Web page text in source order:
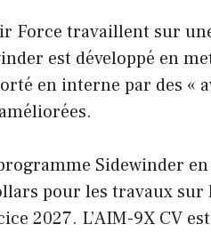
Force travaillent sur
est développé en
en interne par des «
Sidewinder
pour les travaux sur
2027. L’AIM-9X CV